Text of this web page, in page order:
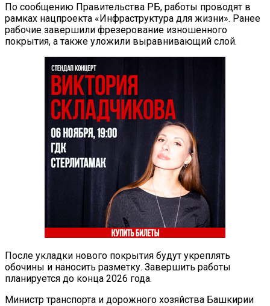
По сообщению Правительства РБ, работы проводят в
рамках нацпроекта «Инфраструктура для жизни». Ранее
рабочие завершили фрезерование изношенного
покрытия, а также уложили выравнивающий слой.
После укладки нового покрытия будут укреплять
обочины и наносить разметку. Завершить работы
планируется до конца 2026 года.
Министр транспорта и дорожного хозяйства Башкирии